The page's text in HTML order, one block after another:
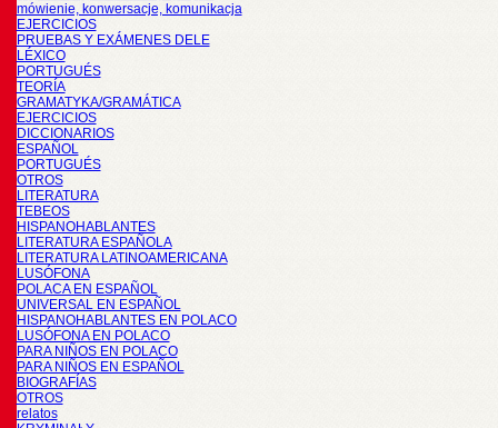
mówienie, konwersacje, komunikacja
EJERCICIOS
PRUEBAS Y EXÁMENES DELE
LÉXICO
PORTUGUÉS
TEORÍA
GRAMATYKA/GRAMÁTICA
EJERCICIOS
DICCIONARIOS
ESPAÑOL
PORTUGUÉS
OTROS
LITERATURA
TEBEOS
HISPANOHABLANTES
LITERATURA ESPAÑOLA
LITERATURA LATINOAMERICANA
LUSÓFONA
POLACA EN ESPAÑOL
UNIVERSAL EN ESPAÑOL
HISPANOHABLANTES EN POLACO
LUSÓFONA EN POLACO
PARA NIÑOS EN POLACO
PARA NIÑOS EN ESPAÑOL
BIOGRAFÍAS
OTROS
relatos